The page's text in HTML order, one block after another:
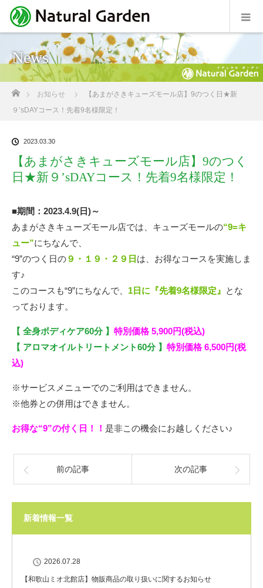
News
ホーム
お知らせ
【あまがさきキューズモール店】9のつく日★新
９’sDAYコース！先着9名様限定！
2023.03.30
【あまがさきキューズモール店】9のつく
日★新９’sDAYコース！先着9名様限定！
■期間：2023.4.9(日)～
あまがさきキューズモール店では、キューズモールの“9=キ
ュー”にちなんで、
“9”のつく日の９・１９・２９日 は、お得なコースを実施しま
す♪
このコースも“9”にちなんで、 1日に『先着9名様限定』 とな
っております。
【 全身ボディケア60分 】 特別価格 5,900円(税込)
【 アロマオイルトリートメント60分 】 特別価格 6,500円(税
込)
※サービスメニューでのご利用はできません。
※他券との併用はできません。
お得な“9”の付く日！！ 是非この機会にお越しください♪
前の記事 次の記事
新着情報一覧
2026.07.28
【和歌山ミオ北館店】物販商品の取り扱いに関するお知らせ